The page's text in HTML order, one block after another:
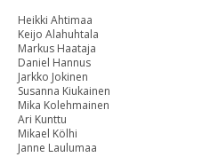
Heikki Ahtimaa
Keijo Alahuhtala
Markus Haataja
Daniel Hannus
Jarkko Jokinen
Susanna Kiukainen
Mika Kolehmainen
Ari Kunttu
Mikael Kölhi
Janne Laulumaa